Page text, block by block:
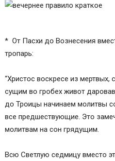
* От Пасхи до Вознесения
тропарь:
“Христос воскресе из мертвых,
сущим во гробех живот
до Троицы начинаем молитвы
все предшествующие. Это
молитвам на сон грядущим.
Всю Светлую седмицу вместо